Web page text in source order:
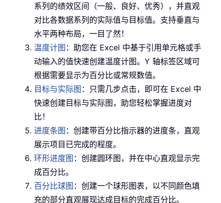
系列的绩效区间（一般、良好、优秀），并直观
对比各数据系列的实际值与目标值。支持垂直与
水平两种布局，一目了然！
温度计图 ：助您在 Excel 中基于引用单元格或手
动输入的值快速创建温度计图。Y 轴标签区域可
根据需要显示为百分比或常规数值。
目标与实际图 ：只需几步点击，即可在 Excel 中
快速创建目标与实际图，助您轻松掌握进度对
比！
进度条图 ：创建带百分比指示器的进度条，直观
展示项目已完成的程度。
环形进度图 ：创建圆环图，并在中心直观显示完
成百分比。
百分比球图 ：创建一个球形图表，以不同颜色填
充的部分直观展现达成目标的完成百分比。